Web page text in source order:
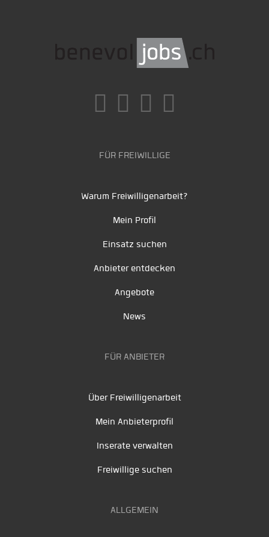
FÜR FREIWILLIGE
Warum Freiwilligenarbeit?
Mein Profil
Einsatz suchen
Anbieter entdecken
Angebote
News
FÜR ANBIETER
Über Freiwilligenarbeit
Mein Anbieterprofil
Inserate verwalten
Freiwillige suchen
ALLGEMEIN